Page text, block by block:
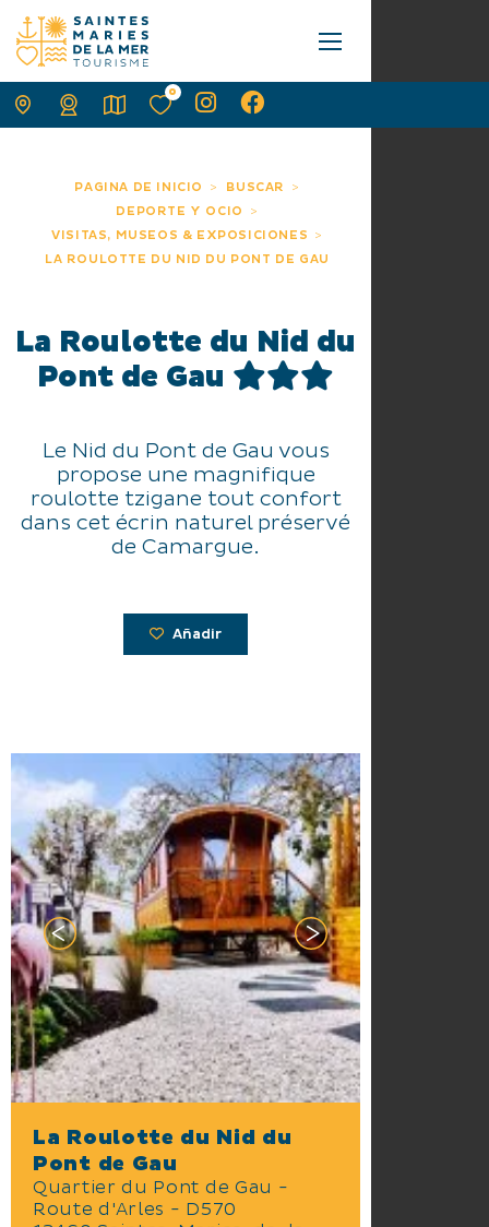
PAGINA DE INICIO
BUSCAR
DEPORTE Y OCIO
VISITAS, MUSEOS & EXPOSICIONES
LA ROULOTTE DU NID DU PONT DE GAU
La Roulotte du Nid du
Pont de Gau
Le Nid du Pont de Gau vous
propose une magnifique
roulotte tzigane tout confort
dans cet écrin naturel préservé
de Camargue.
Añadir
La Roulotte du Nid du
Pont de Gau
Quartier du Pont de Gau -
Route d'Arles - D570
0